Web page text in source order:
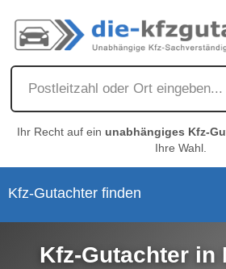
Ihr Recht auf ein unabhängiges Kfz-
Ihre Wahl.
Kfz-Gutachter finden
Kfz-Gutachter in